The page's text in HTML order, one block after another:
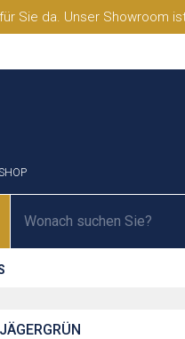
Sie da. Unser Showroom